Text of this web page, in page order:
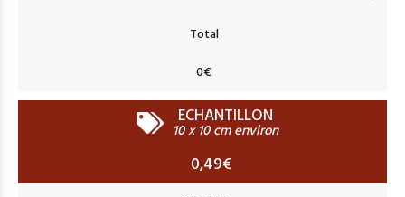
ECHANTILLON
10 x 10 cm environ
0,49€